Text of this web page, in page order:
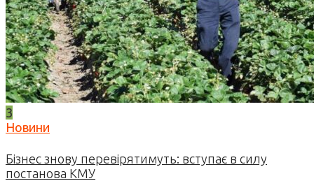
3
Новини
Бізнес знову перевірятимуть: вступає в силу
постанова КМУ